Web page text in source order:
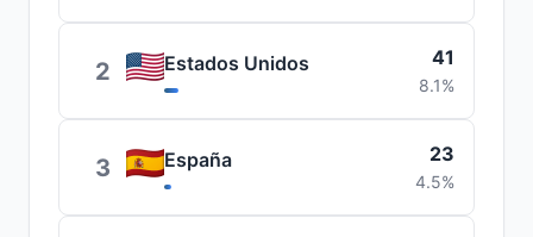
2 Estados Unidos 41
8.1%
3 España 23
4.5%